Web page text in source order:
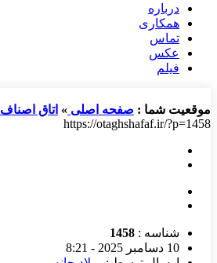
درباره
همکاری
تماس
عکس
فیلم
موقعیت شما : صفحه اصلی » اتاق اصناف
https://otaghshafaf.ir/?p=1458
شناسه : 1458
10 دسامبر 2025 - 8:21